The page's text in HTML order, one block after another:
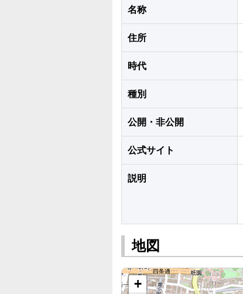
名称
住所
時代
種別
公開・非公開
公式サイト
説明
地図
+